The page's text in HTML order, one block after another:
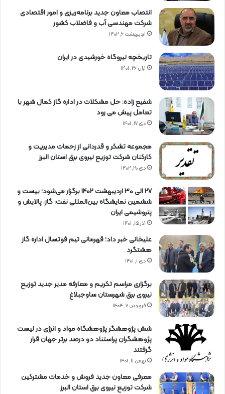
انتصاب معاون جدید برنامه‌ریزی و امور اقتصادی
شرکت مهندسی آب و فاضلاب کشور
اردیبهشت ۶, ۱۴۰۲
تاریخچه نیروگاه خورشیدی در ایران
آبان ۲۶, ۱۴۰۱
شفیع زاده: حل مشکلات در اداره گاز کمال شهر با
تعامل پیش می رود
دی ۱۷, ۱۴۰۱
مجموعه تشکر و قدردانی از زحمات مدیریت و
کارکنان شرکت توزیع نیروی برق استان البرز
دی ۲۰, ۱۴۰۲
27 الی 30 اردیبهشت 1402 برگزار می‌شود؛ بیست و
ششمین نمایشگاه بین‌المللی نفت، گاز، پالایش و
پتروشیمی ایران
آذر ۱۵, ۱۴۰۱
علیخانی خبر داد؛ قهرمانی تیم فوتسال اداره گاز
هشتگرد
دی ۱, ۱۴۰۱
برگزاری مراسم تكریم و معارفه مدیر جدید توزیع
نیروی برق شهرستان ساوجبلاغ
فروردین ۷, ۱۴۰۴
شش پژوهشگر پژوهشگاه مواد و انرژی در لیست
پژوهشگران پراستناد دو درصد برتر جهان قرار
گرفتند
بهمن ۱۱, ۱۴۰۱
معرفی معاون جدید فروش و خدمات مشتركین
شركت توزیع نیروی برق استان البرز